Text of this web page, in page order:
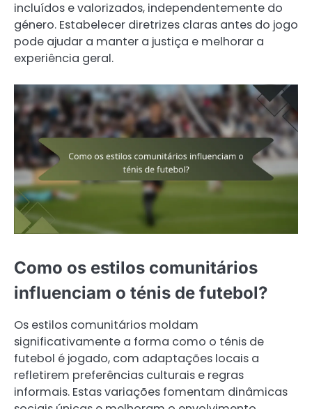
incluídos e valorizados, independentemente do
género. Estabelecer diretrizes claras antes do jogo
pode ajudar a manter a justiça e melhorar a
experiência geral.
Como os estilos comunitários
influenciam o ténis de futebol?
Os estilos comunitários moldam
significativamente a forma como o ténis de
futebol é jogado, com adaptações locais a
refletirem preferências culturais e regras
informais. Estas variações fomentam dinâmicas